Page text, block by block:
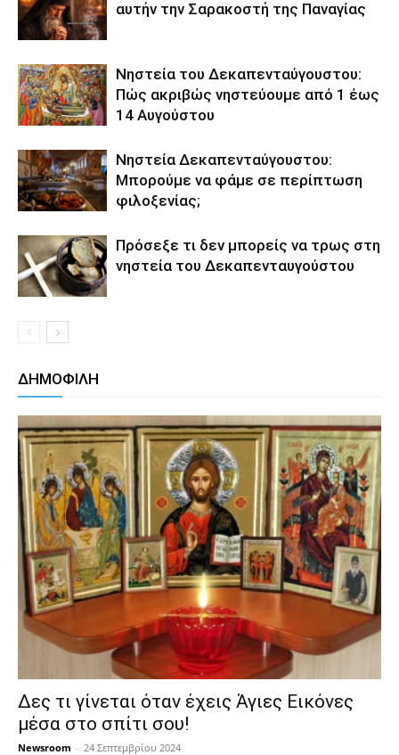
αυτήν την Σαρακοστή της Παναγίας
Νηστεία του Δεκαπενταύγουστου:
Πώς ακριβώς νηστεύουμε από 1 έως
14 Αυγούστου
Νηστεία Δεκαπενταύγουστου:
Μπορούμε να φάμε σε περίπτωση
φιλοξενίας;
Πρόσεξε τι δεν μπορείς να τρως στη
νηστεία του Δεκαπενταυγούστου
ΔΗΜΟΦΙΛΗ
Δες τι γίνεται όταν έχεις Άγιες Εικόνες
μέσα στο σπίτι σου!
Newsroom - 24 Σεπτεμβρίου 2024